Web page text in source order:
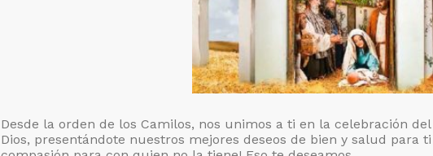
Desde la orden de los Camilos, nos unimos a ti en la celebración
Dios, presentándote nuestros mejores deseos de bien y salud para